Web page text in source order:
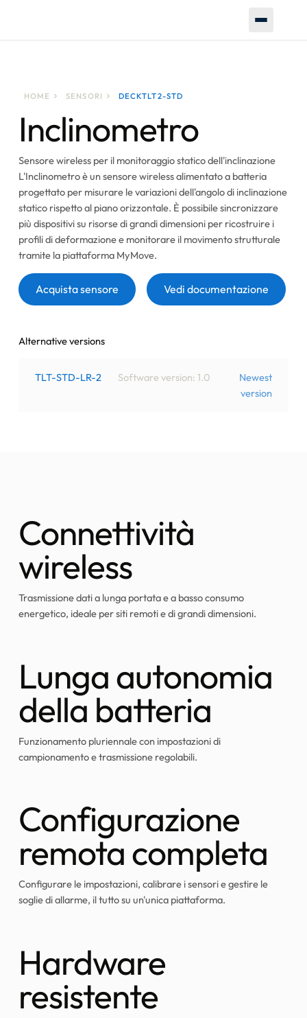
HOME SENSORI DECKTLT2-STD
Inclinometro
Sensore wireless per il monitoraggio statico dell'inclinazione
L'Inclinometro è un sensore wireless alimentato a batteria
progettato per misurare le variazioni dell'angolo di inclinazione
statico rispetto al piano orizzontale. È possibile sincronizzare
più dispositivi su risorse di grandi dimensioni per ricostruire i
profili di deformazione e monitorare il movimento strutturale
tramite la piattaforma MyMove.
Acquista sensore Vedi documentazione
Alternative versions
TLT-STD-LR-2 Software version: 1.0
Newest
version
Connettività
wireless
Trasmissione dati a lunga portata e a basso consumo
energetico, ideale per siti remoti e di grandi dimensioni.
Lunga autonomia
della batteria
Funzionamento pluriennale con impostazioni di
campionamento e trasmissione regolabili.
Configurazione
remota completa
Configurare le impostazioni, calibrare i sensori e gestire le
soglie di allarme, il tutto su un'unica piattaforma.
Hardware
resistente